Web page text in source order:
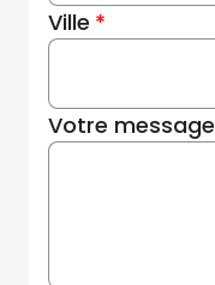
Ville
Votre message